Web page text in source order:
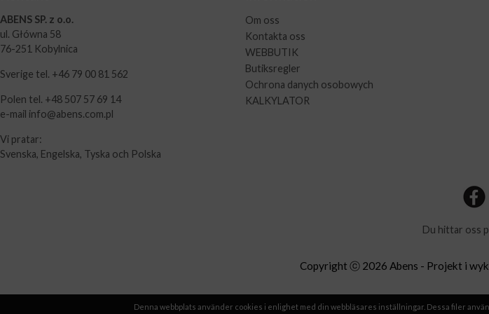
ABENS SP. z o.o.
ul. Główna 58
76-251 Kobylnica
Sverige tel. +46 79 00 81 562
Polen tel. +48 507 57 69 14
e-mail info@abens.com.pl
Vi pratar:
Svenska, Engelska, Tyska och Polska
Om oss
Kontakta oss
WEBBUTIK
Butiksregler
Ochrona danych osobowych
KALKYLATOR
Du hittar oss
Copyright ⓒ 2026 Abens - Projekt i
Denna webbplats använder cookies i enlighet med din webbläsares inställningar. Dessa filer